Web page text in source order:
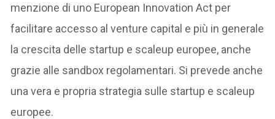
menzione di uno European Innovation Act per
facilitare accesso al venture capital e più in generale
la crescita delle startup e scaleup europee, anche
grazie alle sandbox regolamentari. Si prevede anche
una vera e propria strategia sulle startup e scaleup
europee.